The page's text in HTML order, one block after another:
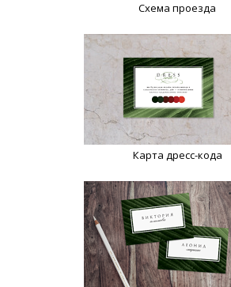
Схема проезда
Карта дресс-кода